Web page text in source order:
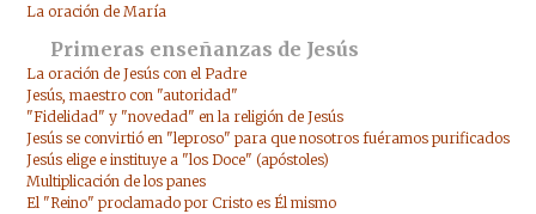
La oración de María
Primeras enseñanzas de Jesús
La oración de Jesús con el Padre
Jesús, maestro con "autoridad"
"Fidelidad" y "novedad" en la religión de Jesús
Jesús se convirtió en "leproso" para que nosotros fuéramos purificados
Jesús elige e instituye a "los Doce" (apóstoles)
Multiplicación de los panes
El "Reino" proclamado por Cristo es Él mismo